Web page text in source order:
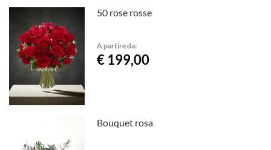
50 rose rosse
A partire da:
€ 199,00
Bouquet rosa